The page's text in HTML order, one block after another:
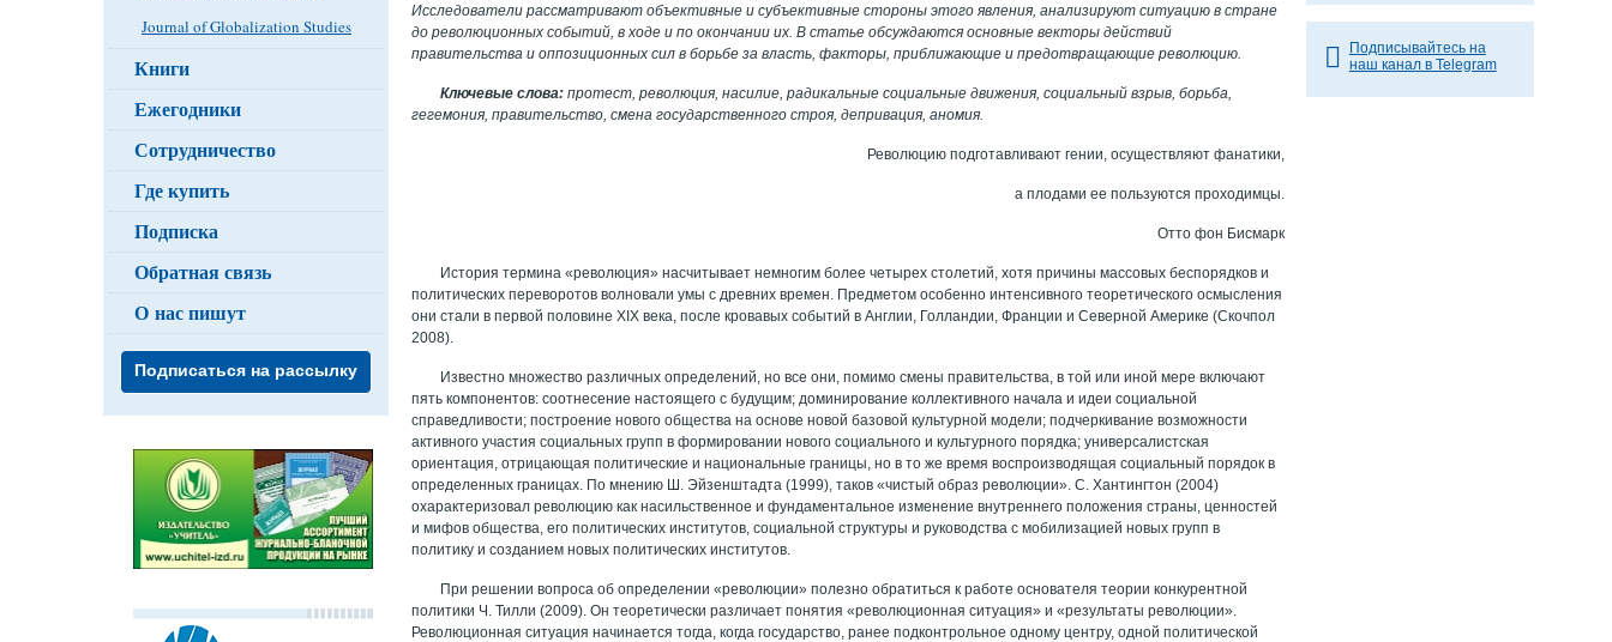
Исследователи рассматривают объективные и субъективные стороны этого явления, анализируют ситуацию в стране
до революционных событий, в ходе и по окончании их. В статье обсуждаются основные векторы действий
правительства и оппозиционных сил в борьбе за власть, факторы, приближающие и предотвращающие революцию.
Ключевые слова:протест, революция, насилие, радикальные социальные движения, социальный взрыв, борьба,
гегемония, правительство, смена государственного строя, депривация, аномия.
Революцию подготавливают гении, осуществляют фанатики,
а плодами ее пользуются проходимцы.
Отто фон Бисмарк
История термина «революция» насчитывает немногим более четырех столетий, хотя причины массовых беспорядков и
политических переворотов волновали умы с древних времен. Предметом особенно интенсивного теоретического осмысления
они стали в первой половине XIX века, после кровавых событий в Англии, Голландии, Франции и Северной Америке (Скочпол
2008).
Известно множество различных определений, но все они, помимо смены правительства, в той или иной мере включают
пять компонентов: соотнесение настоящего с будущим; доминирование коллективного начала и идеи социальной
справедливости; построение нового общества на основе новой базовой культурной модели; подчеркивание возможности
активного участия социальных групп в формировании нового социального и культурного порядка; универсалистская
ориентация, отрицающая политические и национальные границы, но в то же время воспроизводящая социальный порядок в
определенных границах. По мнению Ш. Эйзенштадта (1999), таков «чистый образ революции». С. Хантингтон (2004)
охарактеризовал революцию как насильственное и фундаментальное изменение внутреннего положения страны, ценностей
и мифов общества, его политических институтов, социальной структуры и руководства с мобилизацией новых групп в
политику и созданием новых политических институтов.
При решении вопроса об определении «революции» полезно обратиться к работе основателя теории конкурентной
политики Ч. Тилли (2009). Он теоретически различает понятия «революционная ситуация» и «результаты революции».
Революционная ситуация начинается тогда, когда государство, ранее подконтрольное одному центру, одной политической
Journal of Globalization Studies
Книги
Ежегодники
Сотрудничество
Где купить
Подписка
Обратная связь
О нас пишут
Подписаться на рассылку
Подписывайтесь на
наш канал в Telegram